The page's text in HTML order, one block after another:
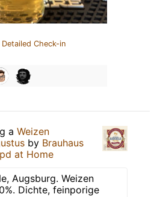
Detailed Check-in
a Weizen
by Brauhaus
at Home
Augsburg. Weizen
Dichte, feinporige